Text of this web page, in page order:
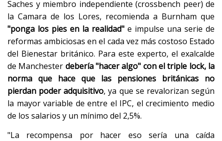
Saches y miembro independiente (crossbench peer) de
la Camara de los Lores, recomienda a Burnham que
"ponga los pies en la realidad" e impulse una serie de
reformas ambiciosas en el cada vez más costoso Estado
del Bienestar británico. Para este experto, el exalcalde
de Manchester debería "hacer algo" con el triple lock, la
norma que hace que las pensiones británicas no
pierdan poder adquisitivo, ya que se revalorizan según
la mayor variable de entre el IPC, el crecimiento medio
de los salarios y un mínimo del 2,5%.
"La recompensa por hacer eso sería una caída